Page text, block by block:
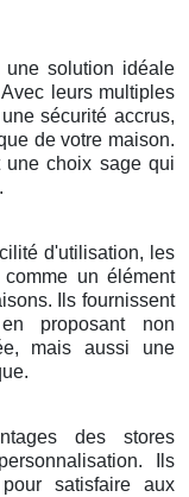
une solution idéale
leurs multiples
sécurité accrus,
de votre maison.
une choix sage qui
d'utilisation, les
un élément
Ils fournissent
proposant non
mais aussi une
des stores
Ils
satisfaire aux